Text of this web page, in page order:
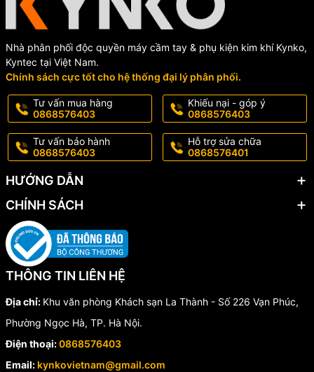
Nhà phân phối độc quyền máy cầm tay & phụ kiện kim khí Kynko,
Kyntec tại Việt Nam.
Chính sách cực tốt cho hệ thống đại lý phân phối.
Tư vấn mua hàng
0868576403
Khiếu nại - góp ý
0868576403
Tư vấn bảo hành
0868576403
Hỗ trợ sửa chữa
0868576401
HƯỚNG DẪN
CHÍNH SÁCH
THÔNG TIN LIÊN HỆ
Địa chỉ: Khu văn phòng Khách sạn La Thành - Số 226 Vạn Phúc,
Phường Ngọc Hà, TP. Hà Nội.
Điện thoại:0868576403
Email: kynkovietnam@gmail.com